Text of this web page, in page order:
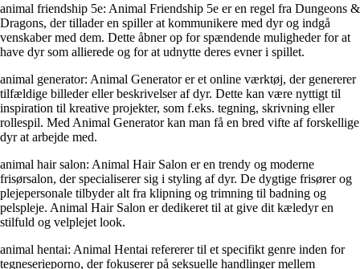
animal friendship 5e: Animal Friendship 5e er en regel fra Dungeons &
Dragons, der tillader en spiller at kommunikere med dyr og indgå
venskaber med dem. Dette åbner op for spændende muligheder for at
have dyr som allierede og for at udnytte deres evner i spillet.
animal generator: Animal Generator er et online værktøj, der genererer
tilfældige billeder eller beskrivelser af dyr. Dette kan være nyttigt til
inspiration til kreative projekter, som f.eks. tegning, skrivning eller
rollespil. Med Animal Generator kan man få en bred vifte af forskellige
dyr at arbejde med.
animal hair salon: Animal Hair Salon er en trendy og moderne
frisørsalon, der specialiserer sig i styling af dyr. De dygtige frisører og
plejepersonale tilbyder alt fra klipning og trimning til badning og
pelspleje. Animal Hair Salon er dedikeret til at give dit kæledyr en
stilfuld og velplejet look.
animal hentai: Animal Hentai refererer til et specifikt genre inden for
tegneserieporno, der fokuserer på seksuelle handlinger mellem